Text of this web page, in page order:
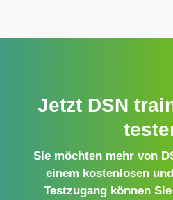
Jetzt DSN
Sie möchten mehr von
einem kostenlosen
Testzugang können